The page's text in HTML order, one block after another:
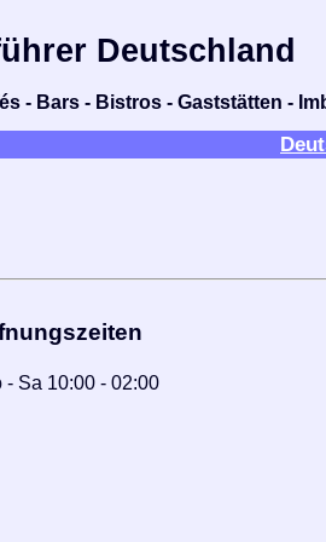
Deutschland
- Bars - Bistros - Gaststätten -
- Sa 10:00 - 02:00